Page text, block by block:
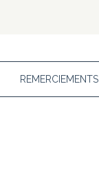
REMERCIEMENTS